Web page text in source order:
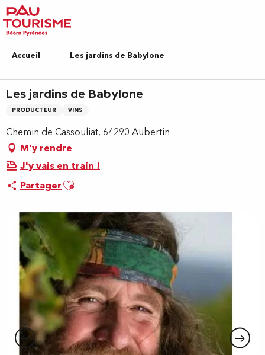
Aller
au
contenu
principal
Accueil Les jardins de Babylone
Les jardins de Babylone
PRODUCTEUR VINS
Chemin de Cassouliat, 64290 Aubertin
M'y rendre
J'y vais en train !
PartagerAjouter aux favoris